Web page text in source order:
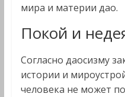
мира и материи дао.
Покой и
Согласно даосизму
истории и
человека не может